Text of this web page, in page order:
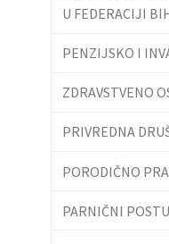
U FEDERACIJI
PENZIJSKO I
ZDRAVSTVENO
PRIVREDNA
PORODIČNO
PARNIČNI